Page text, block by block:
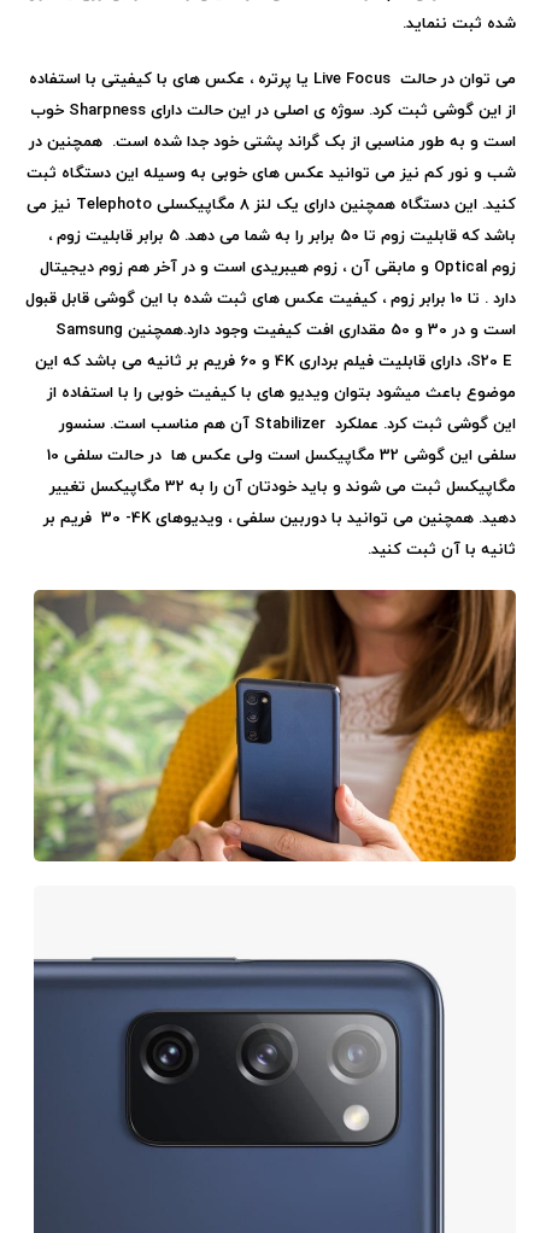
شده ثبت ننماید.
می توان در حالت Live Focus یا پرتره ، عکس های با کیفیتی با استفاده
از این گوشی ثبت کرد. سوژه ی اصلی در این حالت دارای Sharpness خوب
است و به طور مناسبی از بک گراند پشتی خود جدا شده است. همچنین در
شب و نور کم نیز می توانید عکس های خوبی به وسیله این دستگاه ثبت
کنید. این دستگاه همچنین دارای یک لنز 8 مگاپیکسلی
Telephoto نیز می
باشد که قابلیت زوم تا 50 برابر را به شما می دهد. 5 برابر قابلیت زوم ،
زوم Optical و مابقی آن ، زوم هیبریدی است و در آخر هم زوم دیجیتال
دارد . تا 10 برابر زوم ، کیفیت عکس های ثبت شده با این گوشی قابل قبول
است و در 30 و 50 مقداری افت کیفیت وجود دارد.همچنین
Samsung
S20 E، دارای قابلیت فیلم برداری 4K
و 60 فریم بر ثانیه می باشد که این
موضوع باعث میشود بتوان ویدیو های با کیفیت خوبی را با استفاده از
این گوشی ثبت کرد. عملکرد Stabilizer آن هم مناسب است. سنسور
سلفی این گوشی 32 مگاپیکسل است ولی عکس ها در حالت سلفی 10
مگاپیکسل ثبت می شوند و باید خودتان آن را به 32 مگاپیکسل تغییر
دهید. همچنین می توانید با دوربین سلفی ، ویدیوهای 4K
- 30
فريم بر
ثانيه با آن ثبت كنيد.